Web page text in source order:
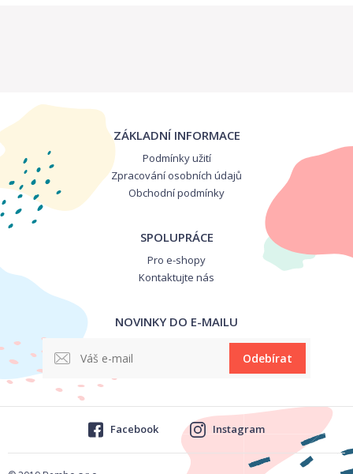
ZÁKLADNÍ INFORMACE
Podmínky užití
Zpracování osobních údajů
Obchodní podmínky
SPOLUPRÁCE
Pro e-shopy
Kontaktujte nás
NOVINKY DO E-MAILU
Odebírat
Facebook Instagram